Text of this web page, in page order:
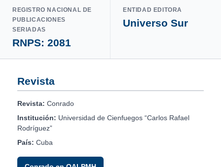
REGISTRO NACIONAL DE
PUBLICACIONES
SERIADAS
RNPS: 2081
ENTIDAD EDITORA
Universo Sur
Revista
Revista: Conrado
Institución: Universidad de Cienfuegos “Carlos Rafael
Rodríguez”
País: Cuba